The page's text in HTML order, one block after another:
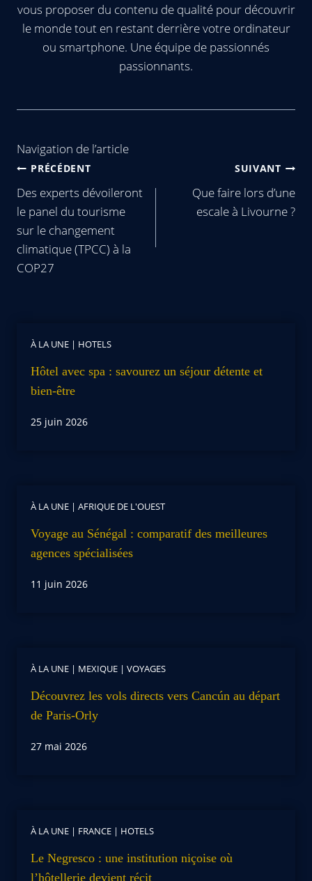
vous proposer du contenu de qualité pour découvrir
le monde tout en restant derrière votre ordinateur
ou smartphone. Une équipe de passionnés
passionnants.
Navigation de l’article
PRÉCÉDENT
Des experts dévoileront
le panel du tourisme
sur le changement
climatique (TPCC) à la
COP27
SUIVANT
Que faire lors d’une
escale à Livourne ?
À LA UNE | HOTELS
Hôtel avec spa : savourez un séjour détente et
bien-être
25 juin 2026
À LA UNE | AFRIQUE DE L'OUEST
Voyage au Sénégal : comparatif des meilleures
agences spécialisées
11 juin 2026
À LA UNE | MEXIQUE | VOYAGES
Découvrez les vols directs vers Cancún au départ
de Paris-Orly
27 mai 2026
À LA UNE | FRANCE | HOTELS
Le Negresco : une institution niçoise où
l’hôtellerie devient récit